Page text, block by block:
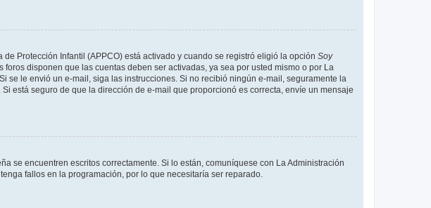
Protección Infantil (APPCO) está activado y cuando se registró eligió la opción Soy
disponen que las cuentas deben ser activadas, ya sea por usted mismo o por La
le envió un e-mail, siga las instrucciones. Si no recibió ningún e-mail, seguramente la
está seguro de que la dirección de e-mail que proporcionó es correcta, envíe un mensaje
se encuentren escritos correctamente. Si lo están, comuníquese con La Administración
fallos en la programación, por lo que necesitaría ser reparado.